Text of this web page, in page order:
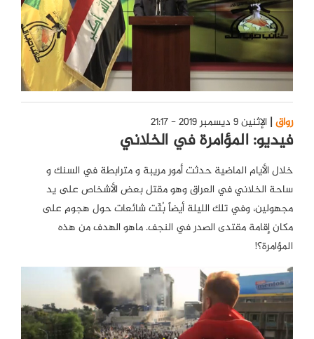
رواق الإثنين 9 ديسمبر 2019 - 21:17
فيديو: المؤامرة في الخلاني
خلال الأيام الماضية حدثت أمور مريبة و مترابطة في السنك و
ساحة الخلاني في العراق وهو مقتل بعض الأشخاص على يد
مجهولين، وفي تلك الليلة أيضاً بُثّت شائعات حول هجومِ على
مكان إقامة مقتدى الصدر في النجف. ماهو الهدف من هذه
المؤامرة؟!